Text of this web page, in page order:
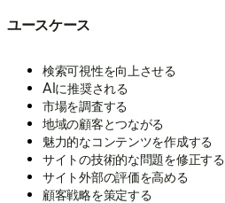
ユースケース
検索可視性を向上させる
AIに推奨される
市場を調査する
地域の顧客とつながる
魅力的なコンテンツを作成する
サイトの技術的な問題を修正する
サイト外部の評価を高める
顧客戦略を策定する